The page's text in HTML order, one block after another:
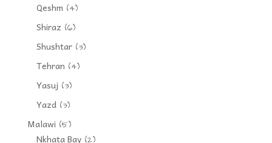
Qeshm (4)
Shiraz (6)
Shushtar(3)
Tehran (4)
Yasuj (3)
Yazd(3)
Malawi (5)
Nkhata Bay(2)